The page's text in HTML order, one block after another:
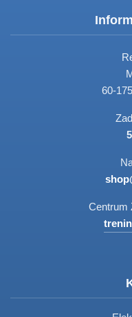
60-
Centrum